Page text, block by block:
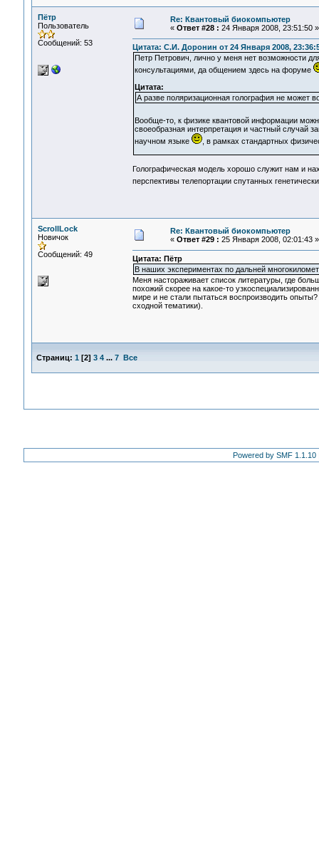
Пётр
Пользователь
Сообщений: 53
Re: Квантовый биокомпьютер
« Ответ #28 : 24 Января 2008, 23:51:50 »
Цитата: С.И. Доронин от 24 Января 2008,
Петр Петрович, лично у меня нет возможности
консультациями, да общением здесь на форуме
Цитата:
А разве поляризационная голография не может
Вообще-то, к физике квантовой информации
своеобразная интерпретация и частный случай
научном языке
, в рамках стандартных
Голографическая модель хорошо служит нам и
перспективы телепортации спутанных
ScrollLock
Новичок
Сообщений: 49
Re: Квантовый биокомпьютер
« Ответ #29 : 25 Января 2008, 02:01:43 »
Цитата: Пётр
В наших экспериментах по дальней
Меня настораживает список литературы, где
похожий скорее на какое-то
мире и не стали пытаться воспроизводить
сходной тематики).
Страниц: 1 [2] 3 4 ... 7 Все
Powered by SMF 1.1.10